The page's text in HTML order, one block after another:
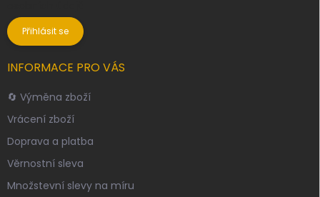
Přihlásit se
INFORMACE PRO VÁS
🔄 Výměna zboží
Vrácení zboží
Doprava a platba
Věrnostní sleva
Množstevní slevy na míru